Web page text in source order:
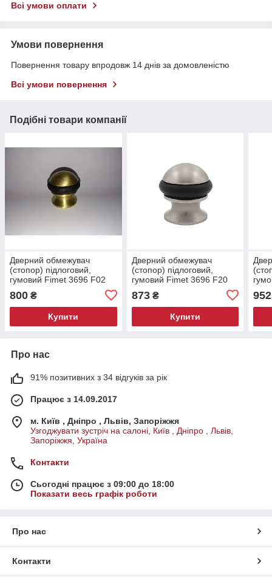
Всі умови оплати
Умови повернення
Повернення товару впродовж 14 днів за домовленістю
Всі умови повернення
Подібні товари компанії
Дверний обмежувач
(стопор) підлоговий,
гумовий Fimet 3696 F02
800 ₴
Купити
Дверний обмежувач
(стопор) підлоговий,
гумовий Fimet 3696 F20
873₴
Купити
952
Про нас
91% позитивних з 34 відгуків за рік
Працює з 14.09.2017
м. Київ , Дніпро , Львів, Запоріжжя
Узгоджувати зустріч на салоні, Київ , Дніпро , Львів,
Запоріжжя, Україна
Контакти
Сьогодні працює з 09:00 до 18:00
Показати весь графік роботи
Про нас
Контакти